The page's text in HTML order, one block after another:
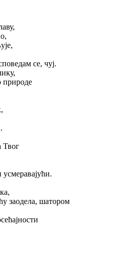
се, чуј.
природе
Твог
заодела, шатором